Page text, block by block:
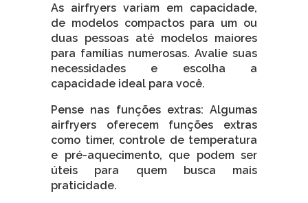
As airfryers variam em capacidade,
de modelos compactos para um ou
duas pessoas até modelos maiores
para famílias numerosas. Avalie suas
necessidades e escolha a
capacidade ideal para você.
Pense nas funções extras: Algumas
airfryers oferecem funções extras
como timer, controle de temperatura
e pré-aquecimento, que podem ser
úteis para quem busca mais
praticidade.